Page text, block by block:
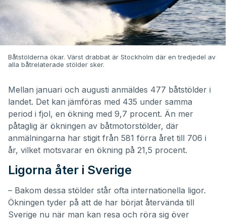
Båtstölderna ökar. Värst drabbat är Stockholm där en tredjedel av
alla båtrelaterade stölder sker.
Mellan januari och augusti anmäldes 477 båtstölder i
landet. Det kan jämföras med 435 under samma
period i fjol, en ökning med 9,7 procent. Än mer
påtaglig är ökningen av båtmotorstölder, där
anmälningarna har stigit från 581 förra året till 706 i
år, vilket motsvarar en ökning på 21,5 procent.
Ligorna åter i Sverige
– Bakom dessa stölder står ofta internationella ligor.
Ökningen tyder på att de har börjat återvända till
Sverige nu när man kan resa och röra sig över